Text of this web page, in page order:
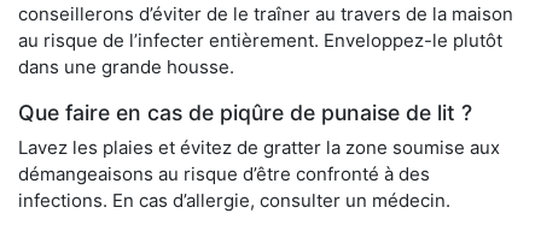
conseillerons d’éviter de le traîner au travers de la maison
au risque de l’infecter entièrement. Enveloppez-le plutôt
dans une grande housse.
Que faire en cas de piqûre de punaise de lit ?
Lavez les plaies et évitez de gratter la zone soumise aux
démangeaisons au risque d’être confronté à des
infections. En cas d’allergie, consulter un médecin.